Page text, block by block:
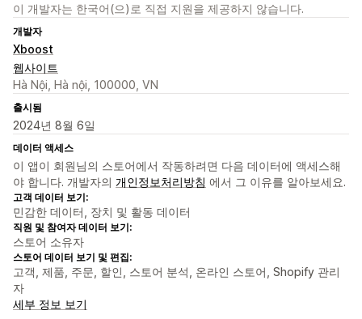
이 개발자는 한국어(으)로 직접 지원을 제공하지 않습니다.
개발자
Xboost
웹사이트
Hà Nội, Hà nội, 100000, VN
출시됨
2024년 8월 6일
데이터 액세스
이 앱이 회원님의 스토어에서 작동하려면 다음 데이터에 액세스해
야 합니다. 개발자의 개인정보처리방침 에서 그 이유를 알아보세요.
고객 데이터 보기:
민감한 데이터, 장치 및 활동 데이터
직원 및 참여자 데이터 보기:
스토어 소유자
스토어 데이터 보기 및 편집:
고객, 제품, 주문, 할인, 스토어 분석, 온라인 스토어, Shopify 관리
자
세부 정보 보기